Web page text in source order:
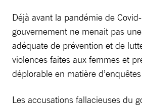
Déjà avant la pandémie de
gouvernement ne menait pas
adéquate de prévention et de
violences faites aux femmes et
déplorable en matière
Les accusations fallacieuses du